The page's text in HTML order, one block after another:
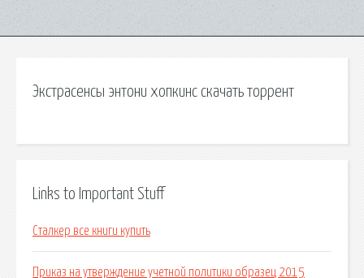
Экстрасенсы энтони хопкинс скачать торрент
Links to Important Stuff
Сталкер все книги купить
Приказ на утверждение учетной политики образец 2015